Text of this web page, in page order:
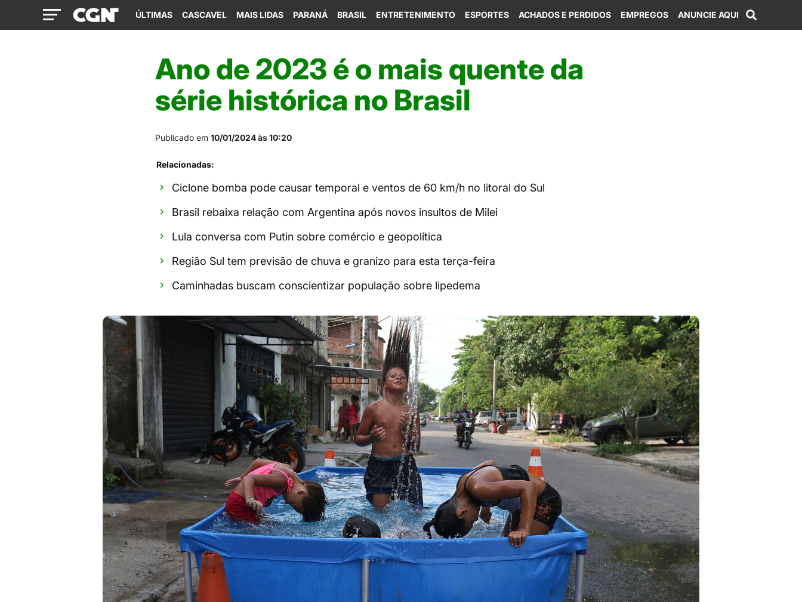
ÚLTIMAS CASCAVEL MAIS LIDAS PARANÁ BRASIL ENTRETENIMENTO ESPORTES ACHADOS E PERDIDOS EMPREGOS ANUNCIE AQUI
Ano de 2023 é o mais quente da
série histórica no Brasil
Publicado em 10/01/2024 às 10:20
Relacionadas:
Ciclone bomba pode causar temporal e ventos de 60 km/h no litoral do Sul
Brasil rebaixa relação com Argentina após novos insultos de Milei
Lula conversa com Putin sobre comércio e geopolítica
Região Sul tem previsão de chuva e granizo para esta terça-feira
Caminhadas buscam conscientizar população sobre lipedema